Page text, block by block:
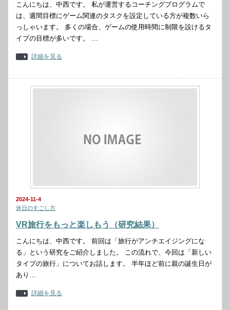
こんにちは、中西です。 私が運営するコーチングプログラムで
は、週間目標にゲーム関連のタスクを設定している方が複数いら
っしゃいます。 多くの場合、ゲームの使用時間に制限を設けるタ
イプの目標が多いです。 …
詳細を見る
2024-11-4
休日のすごし方
VR旅行をもっと楽しもう（研究結果）
こんにちは、中西です。 前回は「旅行がアンチエイジングにな
る」という研究をご紹介しました。 この流れで、今回は「新しい
タイプの旅行」についてお話します。 半年ほど前に親の誕生日が
あり…
詳細を見る